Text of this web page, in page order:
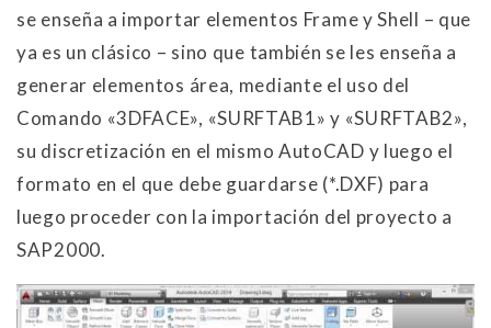
se enseña a importar elementos Frame y Shell – que
ya es un clásico – sino que también se les enseña a
generar elementos área, mediante el uso del
Comando «3DFACE», «SURFTAB1» y «SURFTAB2»,
su discretización en el mismo AutoCAD y luego el
formato en el que debe guardarse (*.DXF) para
luego proceder con la importación del proyecto a
SAP2000.